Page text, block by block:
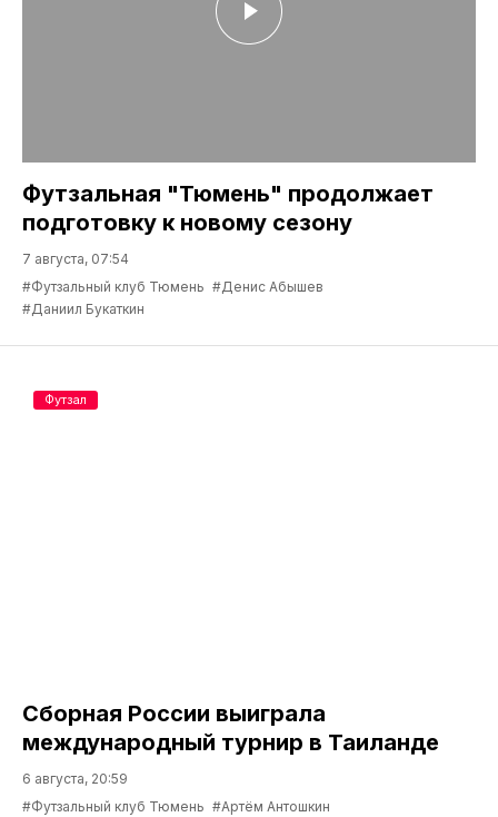
Футзальная "Тюмень" продолжает
подготовку к новому сезону
7 августа, 07:54
#Футзальный клуб Тюмень #Денис Абышев
#Даниил Букаткин
Сборная России выиграла
международный турнир в Таиланде
6 августа, 20:59
#Футзальный клуб Тюмень #Артём Антошкин
Футзал